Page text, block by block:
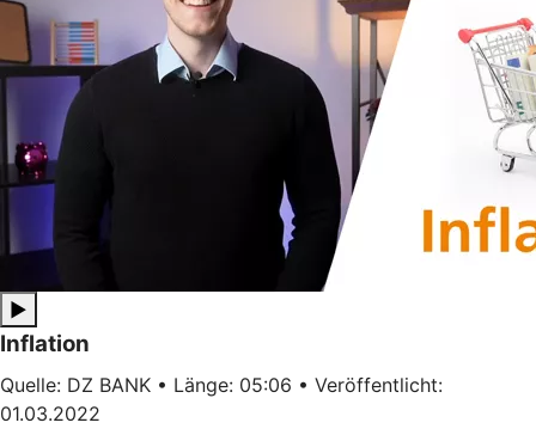
▶
Inflation
Quelle: DZ BANK • Länge: 05:06 • Veröffentlicht:
01.03.2022